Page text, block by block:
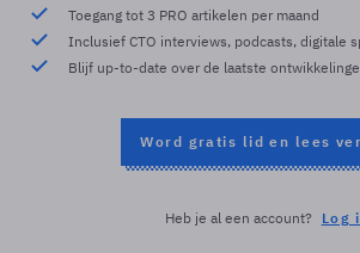
Toegang tot 3 PRO artikelen per maand
Inclusief CTO interviews, podcasts, digitale
Blijf up-to-date over de laatste
Word gratis lid en lees
Heb je al een account? Log